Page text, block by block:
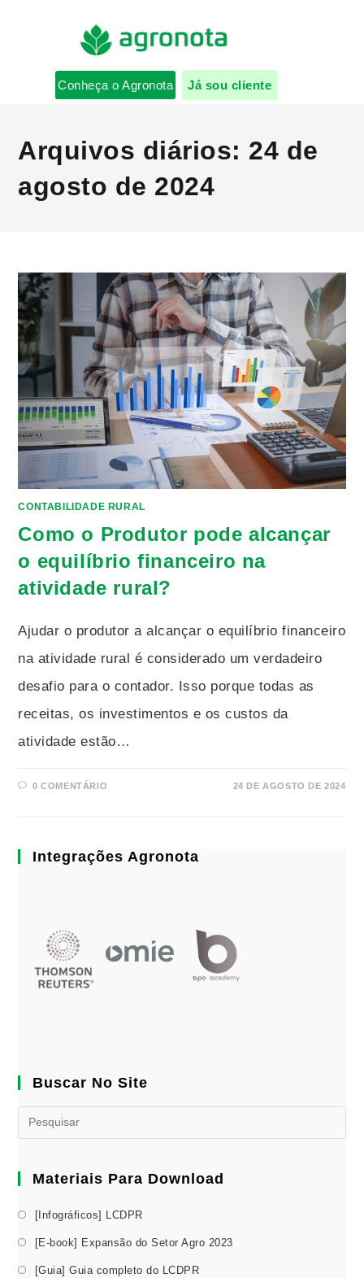
Conheça o Agronota Já sou cliente
Arquivos diários: 24 de
agosto de 2024
CONTABILIDADE RURAL
Como o Produtor pode alcançar
o equilíbrio financeiro na
atividade rural?
Ajudar o produtor a alcançar o equilíbrio financeiro
na atividade rural é considerado um verdadeiro
desafio para o contador. Isso porque todas as
receitas, os investimentos e os custos da
atividade estão…
0 COMENTÁRIO 24 DE AGOSTO DE 2024
Integrações Agronota
Buscar No Site
Materiais Para Download
[Infográficos] LCDPR
[E-book] Expansão do Setor Agro 2023
[Guia] Guia completo do LCDPR